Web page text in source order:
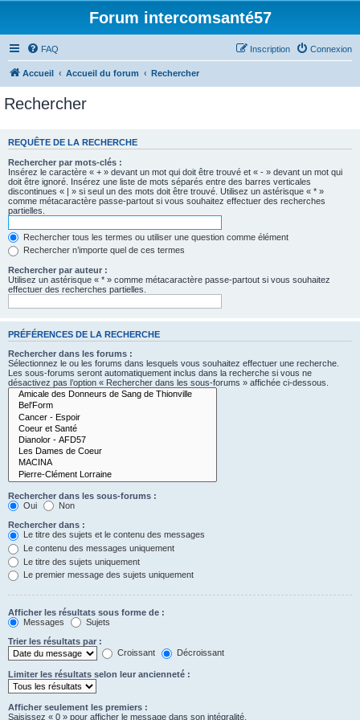
Forum intercomsanté57
FAQ Connexion
Inscription
Accueil Accueil du forum Rechercher
Rechercher
REQUÊTE DE LA RECHERCHE
Rechercher par mots-clés :
Insérez le caractère « + » devant un mot qui doit être trouvé et « - » devant un mot qui
doit être ignoré. Insérez une liste de mots séparés entre des barres verticales
discontinues « | » si seul un des mots doit être trouvé. Utilisez un astérisque « * »
comme métacaractère passe-partout si vous souhaitez effectuer des recherches
partielles.
Rechercher tous les termes ou utiliser une question comme élément
Rechercher n’importe quel de ces termes
Rechercher par auteur :
Utilisez un astérisque « * » comme métacaractère passe-partout si vous souhaitez
effectuer des recherches partielles.
PRÉFÉRENCES DE LA RECHERCHE
Rechercher dans les forums :
Sélectionnez le ou les forums dans lesquels vous souhaitez effectuer une recherche.
Les sous-forums seront automatiquement inclus dans la recherche si vous ne
désactivez pas l’option « Rechercher dans les sous-forums » affichée ci-dessous.
Rechercher dans les sous-forums :
Oui
Non
Rechercher dans :
Le titre des sujets et le contenu des messages
Le contenu des messages uniquement
Le titre des sujets uniquement
Le premier message des sujets uniquement
Afficher les résultats sous forme de :
Messages
Sujets
Trier les résultats par :
Croissant
Décroissant
Limiter les résultats selon leur ancienneté :
Afficher seulement les premiers :
Saisissez « 0 » pour afficher le message dans son intégralité.